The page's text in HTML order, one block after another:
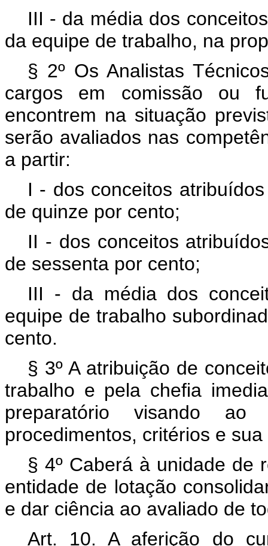
III - da média dos
da equipe de trabalho, na
§ 2º Os Analistas
cargos em comissão ou
encontrem na situação
serão avaliados nas
a partir:
I - dos conceitos
de quinze por cento;
II - dos conceitos
de sessenta por cento;
III - da média dos
equipe de trabalho
cento.
§ 3º A atribuição de
trabalho e pela chefia
preparatório visando ao
procedimentos, critérios e
§ 4º Caberá à unidade de
entidade de lotação
e dar ciência ao avaliado de
Art. 10. A aferição do